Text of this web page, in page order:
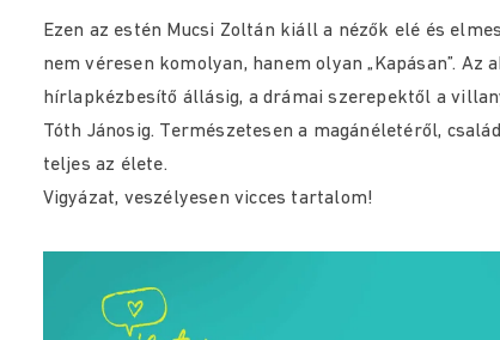
Ezen az estén Mucsi Zoltán kiáll a nézők elé és
nem véresen komolyan, hanem olyan „Kapásan”.
hírlapkézbesítő állásig, a drámai szerepektől a
Tóth Jánosig. Természetesen a magánéletéről,
teljes az élete.
Vigyázat, veszélyesen vicces tartalom!